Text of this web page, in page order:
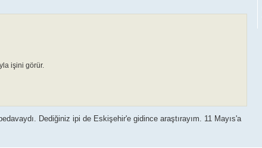
işini görür.
Dediğiniz ipi de Eskişehir'e gidince araştırayım. 11 Mayıs'a